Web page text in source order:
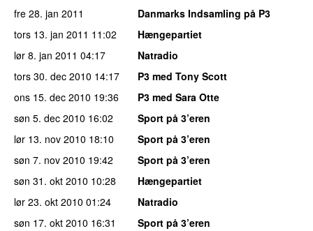
fre 28. jan 2011
Danmarks Indsamling på P3
tors 13. jan 2011 11:02
Hængepartiet
lør 8. jan 2011 04:17
Natradio
tors 30. dec 2010 14:17
P3 med Tony Scott
ons 15. dec 2010 19:36
P3 med Sara Otte
søn 5. dec 2010 16:02
Sport på 3’eren
lør 13. nov 2010 18:10
Sport på 3’eren
søn 7. nov 2010 19:42
Sport på 3’eren
søn 31. okt 2010 10:28
Hængepartiet
lør 23. okt 2010 01:24
Natradio
søn 17. okt 2010 16:31
Sport på 3’eren